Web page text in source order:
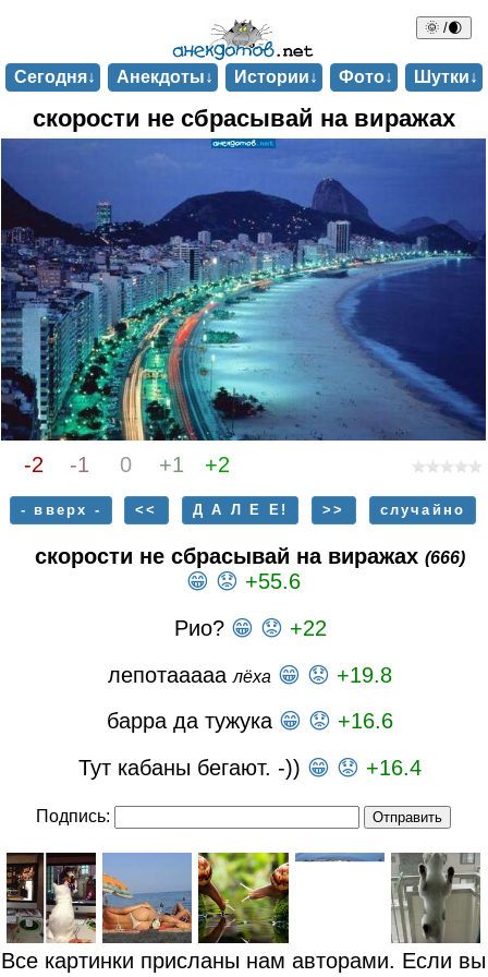
🌞 /🌒
Сегодня↓ Анекдоты↓ Истории↓ Фото↓ Шутки↓
скорости не сбрасывай на виражах
-2 -1 0 +1 +2
- вверх - << Д А Л Е Е! >> случайно
скорости не сбрасывай на виражах (666)
😁 😟 +55.6
Рио? 😁 😟 +22
лепотааааа лёха 😁 😟 +19.8
барра да тужука 😁 😟 +16.6
Тут кабаны бегают. -)) 😁 😟 +16.4
Подпись:
Все картинки присланы нам авторами. Если вы